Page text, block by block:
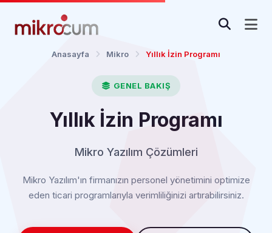
Anasayfa Mikro Yıllık İzin Programı
GENEL BAKIŞ
Yıllık İzin Programı
Mikro Yazılım Çözümleri
Mikro Yazılım'ın firmanızın personel yönetimini optimize
eden ticari programlarıyla verimliliğinizi artırabilirsiniz.